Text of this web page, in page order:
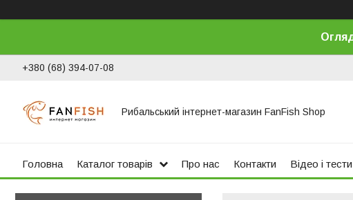
+380 (68) 394-07-08
Рибальський інтернет-магазин FanFish Shop
Головна Каталог товарів Про нас Контакти Відео і тести